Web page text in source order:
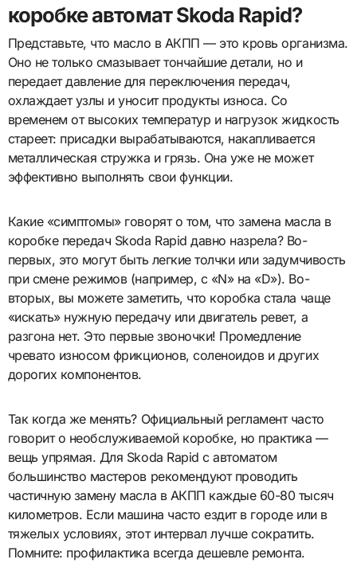
коробке автомат Skoda Rapid?
Представьте, что масло в АКПП — это кровь организма.
Оно не только смазывает тончайшие детали, но и
передает давление для переключения передач,
охлаждает узлы и уносит продукты износа. Со
временем от высоких температур и нагрузок жидкость
стареет: присадки вырабатываются, накапливается
металлическая стружка и грязь. Она уже не может
эффективно выполнять свои функции.
Какие «симптомы» говорят о том, что замена масла в
коробке передач Skoda Rapid давно назрела? Во-
первых, это могут быть легкие толчки или задумчивость
при смене режимов (например, с «N» на «D»). Во-
вторых, вы можете заметить, что коробка стала чаще
«искать» нужную передачу или двигатель ревет, а
разгона нет. Это первые звоночки! Промедление
чревато износом фрикционов, соленоидов и других
дорогих компонентов.
Так когда же менять? Официальный регламент часто
говорит о необслуживаемой коробке, но практика —
вещь упрямая. Для Skoda Rapid с автоматом
большинство мастеров рекомендуют проводить
частичную замену масла в АКПП каждые 60-80 тысяч
километров. Если машина часто ездит в городе или в
тяжелых условиях, этот интервал лучше сократить.
Помните: профилактика всегда дешевле ремонта.